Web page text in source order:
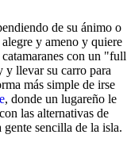
de su ánimo o
y ameno y quiere
con un "full
y llevar su carro para
más simple de irse
, donde un lugareño le
las alternativas de
sencilla de la isla.